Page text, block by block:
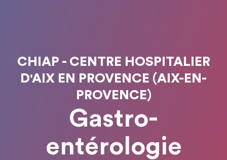
CHIAP - CENTRE HOSPITALIER
D'AIX EN PROVENCE (AIX-EN-
PROVENCE)
Gastro-
entérologie